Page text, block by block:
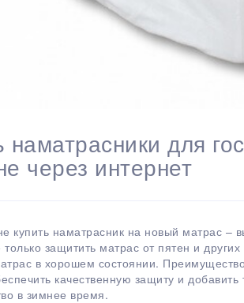
наматрасники для
через интернет
купить наматрасник на новый матрас
защитить матрас от пятен и
в хорошем состоянии.
качественную защиту и
в зимнее время.